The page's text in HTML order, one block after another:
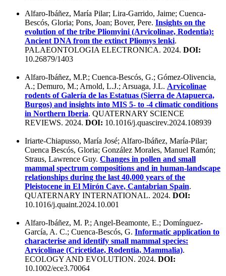
Alfaro-Ibáñez, María Pilar; Lira-Garrido, Jaime; Cuenca-
Bescós, Gloria; Pons, Joan; Bover, Pere. Insights on the
evolution of the tribe Pliomyini (Arvicolinae, Rodentia):
Ancient DNA from the extinct Pliomys lenki.
PALAEONTOLOGIA ELECTRONICA. 2024. DOI:
10.26879/1403
Alfaro-Ibáñez, M.P.; Cuenca-Bescós, G.; Gómez-Olivencia,
A.; Demuro, M.; Arnold, L.J.; Arsuaga, J.L. Arvicolinae
rodents of Galería de las Estatuas (Sierra de Atapuerca,
Burgos) and insights into MIS 5- to -4 climatic conditions
in Northern Iberia. QUATERNARY SCIENCE
REVIEWS. 2024. DOI: 10.1016/j.quascirev.2024.108939
Iriarte-Chiapusso, María José; Alfaro-Ibáñez, María-Pilar;
Cuenca Bescós, Gloria; González Morales, Manuel Ramón;
Straus, Lawrence Guy. Changes in pollen and small
mammal spectrum compositions and in human-landscape
relationships during the last 40,000 years of the
Pleistocene in El Mirón Cave, Cantabrian Spain.
QUATERNARY INTERNATIONAL. 2024. DOI:
10.1016/j.quaint.2024.10.001
Alfaro-Ibáñez, M. P.; Angel-Beamonte, E.; Domínguez-
García, A. C.; Cuenca-Bescós, G. Informatic application to
characterise and identify small mammal species:
Arvicolinae (Cricetidae, Rodentia, Mammalia).
ECOLOGY AND EVOLUTION. 2024. DOI:
10.1002/ece3.70064